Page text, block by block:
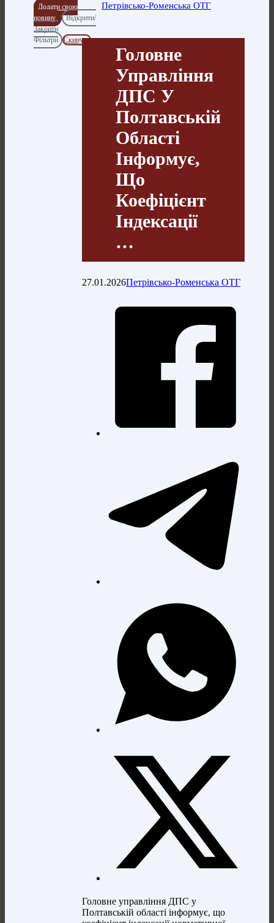
Додати свою
новину
Відкрити/
Закрити
Фільтри
Скинути
Петрівсько-Роменська ОТГ
Головне
Управління
ДПС У
Полтавській
Області
Інформує,
Що
Коефіцієнт
Індексації
…
27.01.2026Петрівсько-Роменська ОТГ
Головне управління ДПС у
Полтавській області інформує, що